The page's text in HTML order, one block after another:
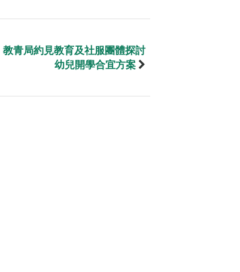
教青局約見教育及社服團體探討
幼兒開學合宜方案